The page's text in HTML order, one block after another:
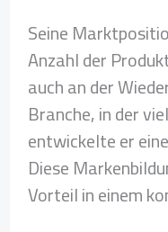
Seine
Anzahl der
auch an der
Branche, in der
entwickelte er
Diese
Vorteil in einem